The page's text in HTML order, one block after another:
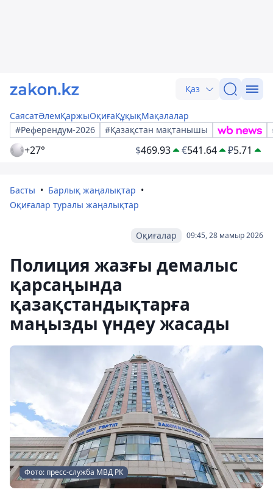
Қаз
СаясатӘлемҚаржыОқиғаҚұқықМақалалар
#Референдум-2026
#Қазақстан мақтанышы
+27° $469.93 €541.64 ₽5.71
Басты
Барлық жаңалықтар
Оқиғалар туралы жаңалықтар
09:45, 28 мамыр 2026
Оқиғалар
Полиция жазғы демалыс
қарсаңында
қазақстандықтарға
маңызды үндеу жасады
Фото: пресс-служба МВД РК